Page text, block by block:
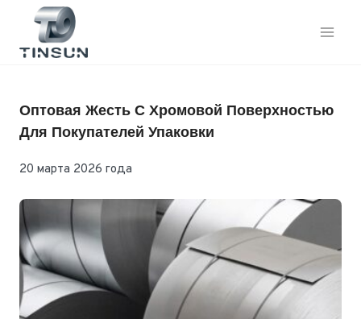
Перейти
контенту
Оптовая Жесть С Хромовой Поверхностью
Для Покупателей Упаковки
20 марта 2026 года